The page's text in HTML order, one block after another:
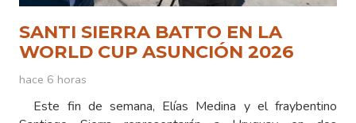
SANTI SIERRA BATTO EN LA
WORLD CUP ASUNCIÓN 2026
hace 6 horas
Este fin de semana, Elías Medina y el fraybentino